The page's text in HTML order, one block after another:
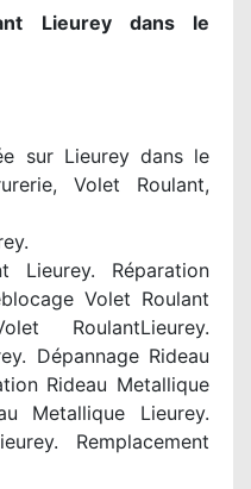
Lieurey dans le
sur Lieurey dans le
Volet Roulant,
Lieurey. Réparation
Volet Roulant
RoulantLieurey.
Dépannage Rideau
Rideau Metallique
Metallique Lieurey.
Remplacement